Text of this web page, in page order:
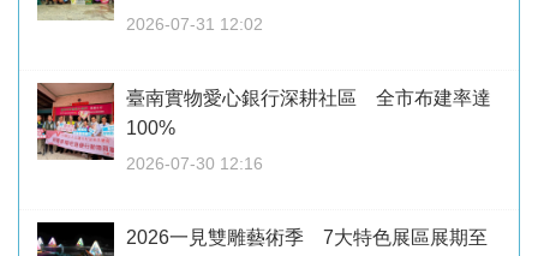
2026-07-31 12:02
臺南實物愛心銀行深耕社區 全市布建率達
100%
2026-07-30 12:16
2026一見雙雕藝術季 7大特色展區展期至